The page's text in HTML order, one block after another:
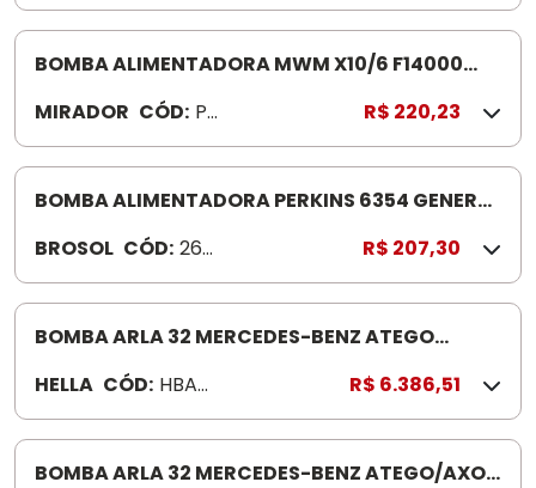
BOMBA ALIMENTADORA MWM X10/6 F14000
MIRADOR CÓD: P
D1
4
2
R$ 220,23
BOMBA ALIMENTADORA PERKINS 6354 GENERAL
BROSOL CÓD: 260
600
R$ 207,30
BOMBA ARLA 32 MERCEDES-BENZ ATEGO
HELLA CÓD: HBA7
778
R$ 6.386,51
BOMBA ARLA 32 MERCEDES-BENZ ATEGO/AXOR